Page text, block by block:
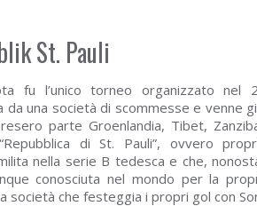
St. Pauli
fu l’unico torneo organizzato nel
da una società di scommesse e venne
parte Groenlandia, Tibet,
di St. Pauli”, ovvero
nella serie B tedesca e che,
conosciuta nel mondo per la
società che festeggia i propri gol con